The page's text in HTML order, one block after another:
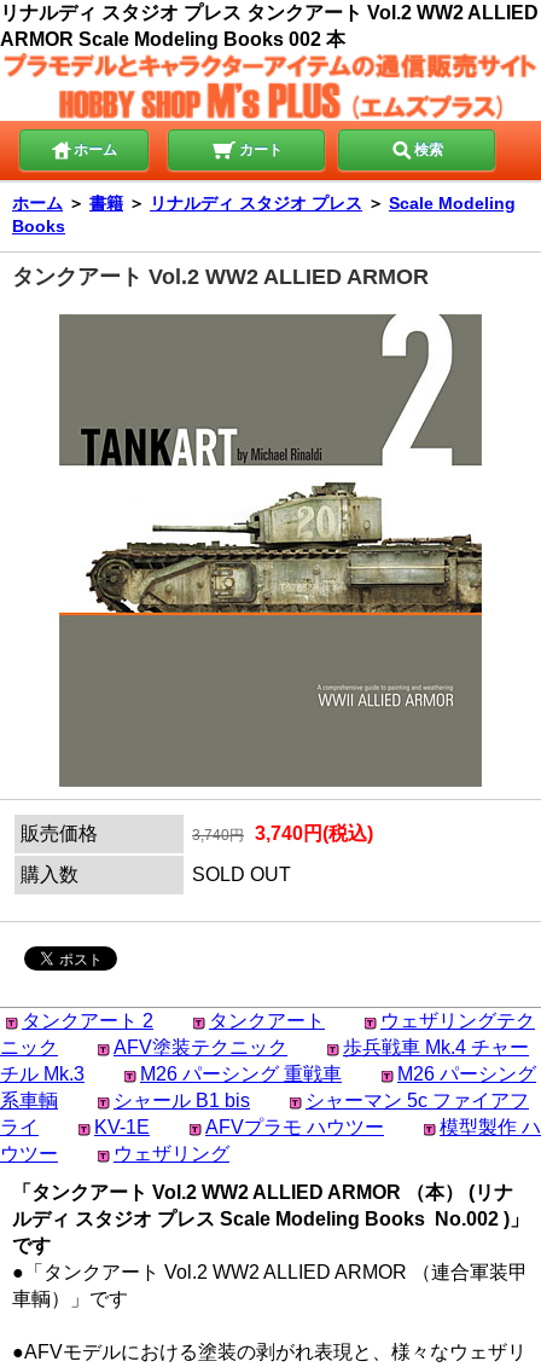
リナルディ スタジオ プレス タンクアート Vol.2 WW2 ALLIED
ARMOR Scale Modeling Books 002 本
ホーム カート 検索
ホーム ＞ 書籍 ＞ リナルディ スタジオ プレス ＞ Scale Modeling
Books
タンクアート Vol.2 WW2 ALLIED ARMOR
販売価格 3,740円
3,740円(税込)
購入数
SOLD OUT
タンクアート 2 タンクアート
ウェザリングテク
ニック
AFV塗装テクニック
歩兵戦車 Mk.4 チャー
チル Mk.3
M26 パーシング 重戦車
M26 パーシング
系車輌
シャール B1 bis
シャーマン 5c ファイアフ
ライ
KV-1E AFVプラモ ハウツー
模型製作 ハ
ウツー
ウェザリング
「タンクアート Vol.2 WW2 ALLIED ARMOR （本） (リナ
ルディ スタジオ プレス Scale Modeling Books No.002 )」
です
●「タンクアート Vol.2 WW2 ALLIED ARMOR （連合軍装甲
車輌）」です
●AFVモデルにおける塗装の剥がれ表現と、様々なウェザリ